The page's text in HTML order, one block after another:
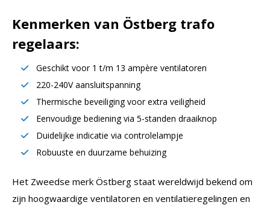
Kenmerken van Östberg trafo
regelaars:
Geschikt voor 1 t/m 13 ampère ventilatoren
220-240V aansluitspanning
Thermische beveiliging voor extra veiligheid
Eenvoudige bediening via 5-standen draaiknop
Duidelijke indicatie via controlelampje
Robuuste en duurzame behuizing
Het Zweedse merk Östberg staat wereldwijd bekend om
zijn hoogwaardige ventilatoren en ventilatieregelingen en